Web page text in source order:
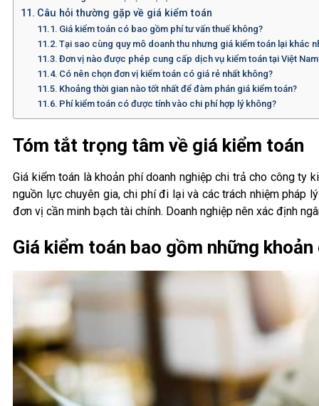
Câu hỏi thường gặp về giá kiểm toán
Giá kiểm toán có bao gồm phí tư vấn thuế không?
Tại sao cùng quy mô doanh thu nhưng giá kiểm toán lại khác
Đơn vị nào được phép cung cấp dịch vụ kiểm toán tại Việt
Có nên chọn đơn vị kiểm toán có giá rẻ nhất không?
Khoảng thời gian nào tốt nhất để đàm phán giá kiểm toán?
Phí kiểm toán có được tính vào chi phí hợp lý không?
Tóm tắt trọng tâm về giá kiểm toán
Giá kiểm toán là khoản phí doanh nghiệp chi trả cho công ty
nguồn lực chuyên gia, chi phí đi lại và các trách nhiệm pháp
đơn vị cần minh bạch tài chính. Doanh nghiệp nên xác định
Giá kiểm toán bao gồm những